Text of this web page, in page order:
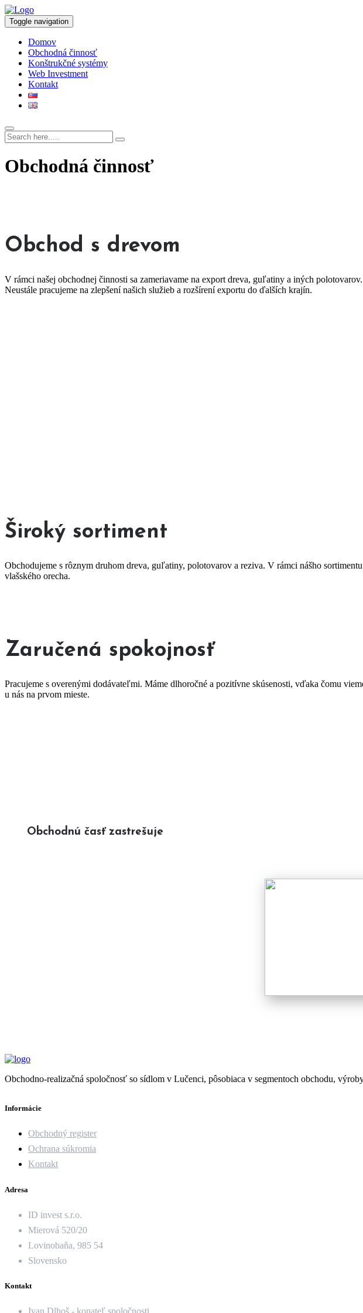
Toggle navigation
Domov
Obchodná činnosť
Konštrukčné systémy
Web Investment
Kontakt
Obchodná činnosť
Obchod s drevom
V rámci našej obchodnej činnosti sa zameriavame na export dreva, guľatiny a iných
Neustále pracujeme na zlepšení našich služieb a rozšírení exportu do ďalších krajín.
Široký sortiment
Obchodujeme s rôznym druhom dreva, guľatiny, polotovarov a reziva. V rámci nášho
vlašského orecha.
Zaručená spokojnosť
Pracujeme s overenými dodávateľmi. Máme dlhoročné a pozitívne skúsenosti, vďaka čomu
u nás na prvom mieste.
Obchodnú časť zastrešuje
Obchodno-realizačná spoločnosť so sídlom v Lučenci, pôsobiaca v segmentoch obchodu,
Informácie
Obchodný register
Ochrana súkromia
Kontakt
Adresa
ID invest s.r.o.
Mierová 520/20
Lovinobaňa, 985 54
Slovensko
Kontakt
Ivan Dlhoš - konateľ spoločnosti